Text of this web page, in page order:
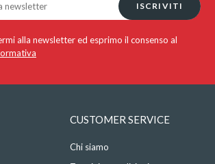
ISCRIVITI
alla newsletter ed esprimo il consenso al
CUSTOMER SERVICE
Chi siamo